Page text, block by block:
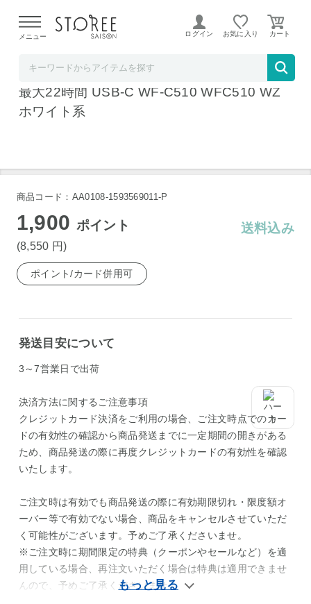
よる配送遅延が発生しております。
メニュー ログイン お気に入り
ソニー ワイヤレス イヤホン 左右分離 IPX4
最大22時間 USB-C WF-C510 WFC510 WZ
ホワイト系
商品コード：AA0108-1593569011-P
1,900 ポイント
(8,550 円)
送料込み
ポイント/カード併用可
発送目安について
3～7営業日で出荷
決済方法に関するご注意事項
クレジットカード決済をご利用の場合、ご注文時点でのカー
ドの有効性の確認から商品発送までに一定期間の開きがある
ため、商品発送の際に再度クレジットカードの有効性を確認
いたします。
ご注文時は有効でも商品発送の際に有効期限切れ・限度額オ
ーバー等で有効でない場合、商品をキャンセルさせていただ
く可能性がございます。予めご了承くださいませ。
※ご注文時に期間限定の特典（クーポンやセールなど）を適
用している場合、再注文いただく場合は特典は適用できませ
んので、予めご了承くださいませ。